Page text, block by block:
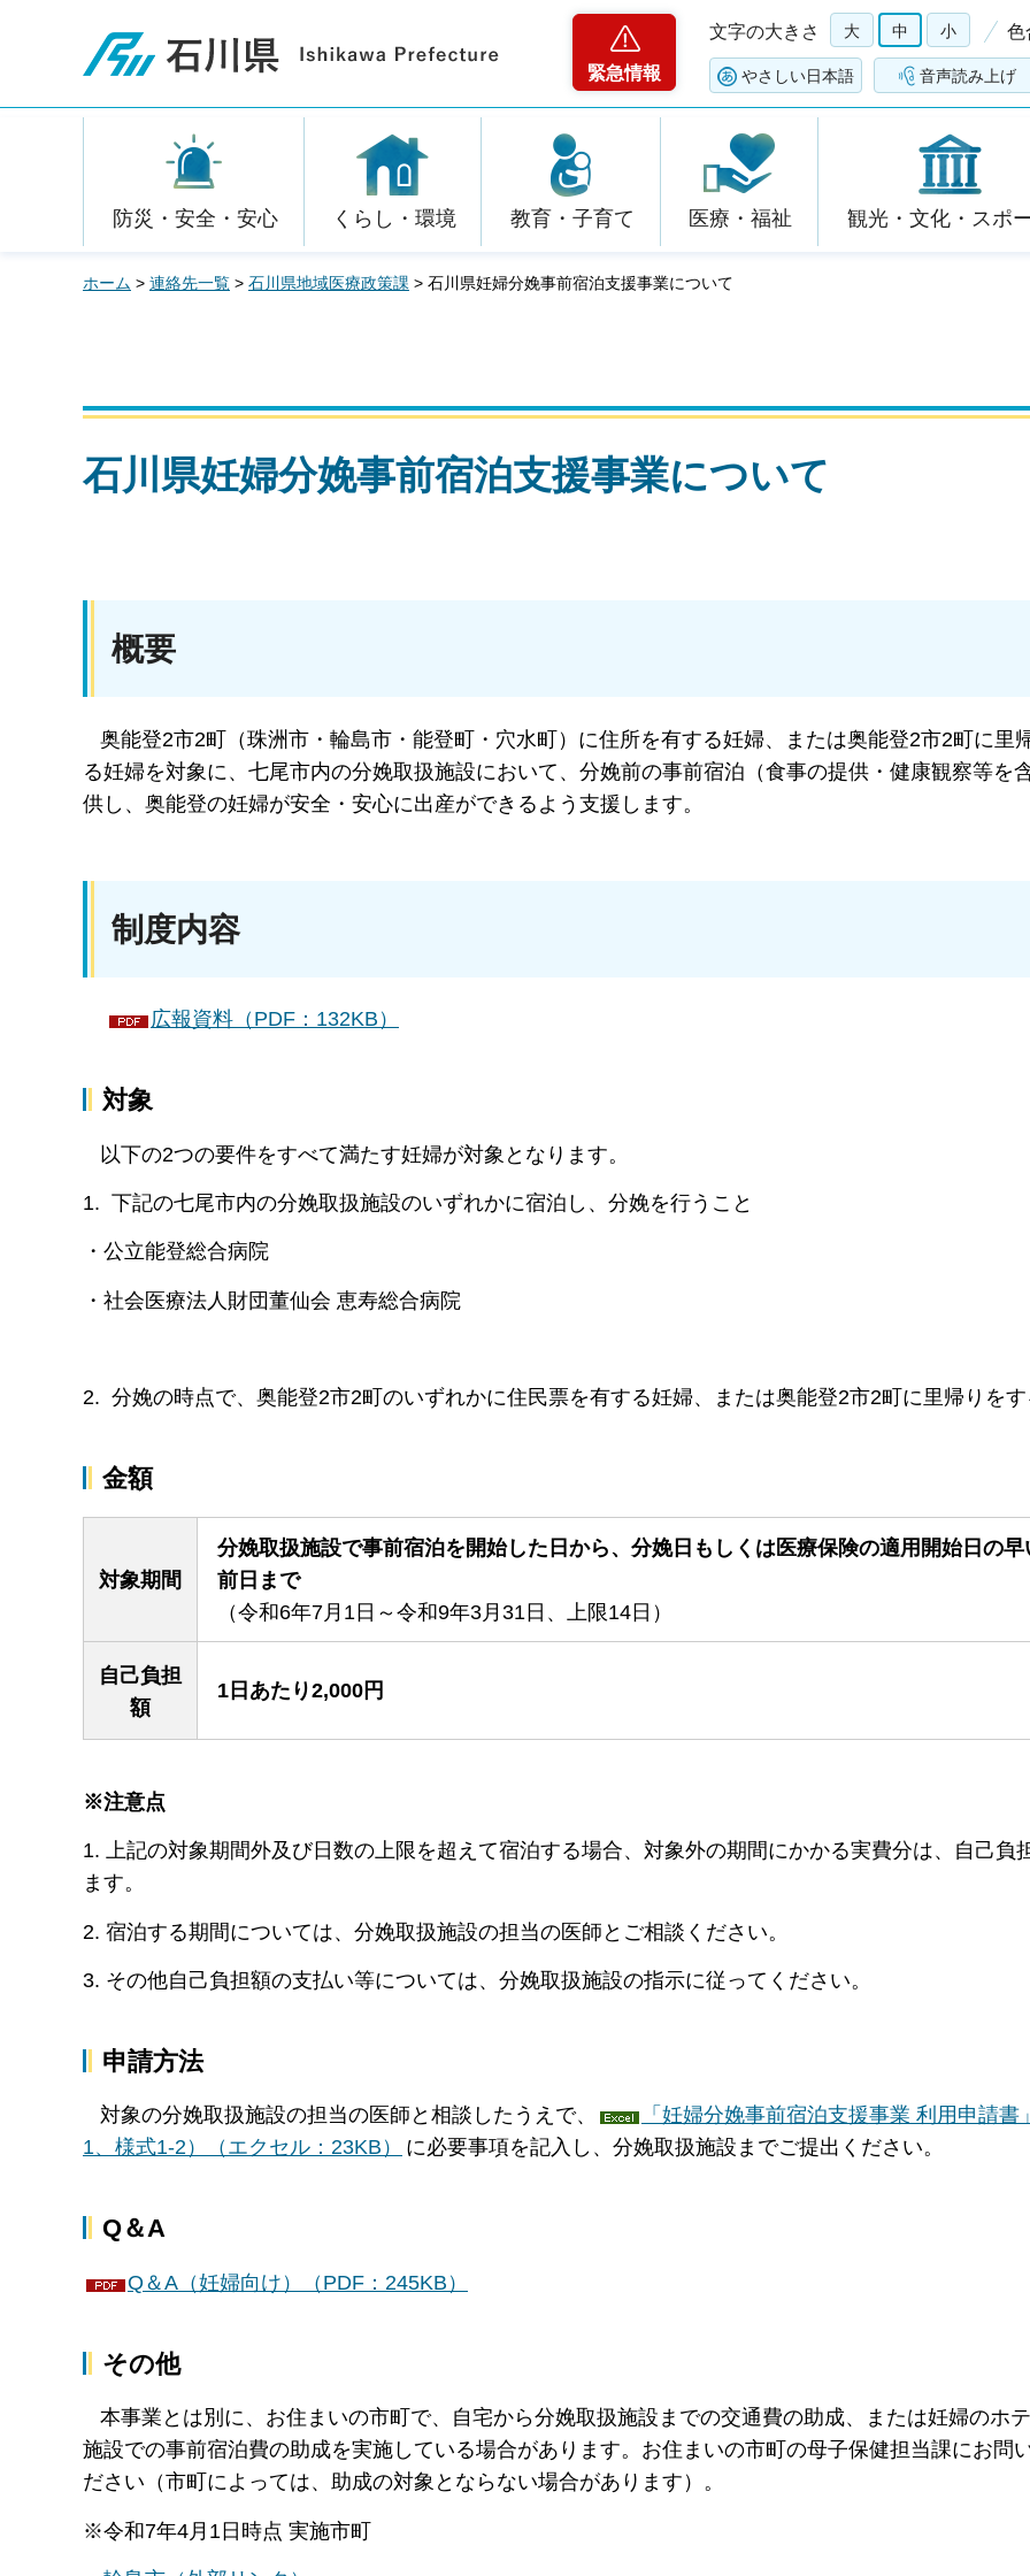
石川県
緊急情報
文字の大きさ 大 中 小 色
やさしい日本語 音声読み上げ
防災・安全・安心 くらし・環境 教育・子育て 医療・福祉 観光・文化・スポ
ホーム > 連絡先一覧 > 石川県地域医療政策課 > 石川県妊婦分娩事前宿泊支援事業について
石川県妊婦分娩事前宿泊支援事業について
概要
奥能登2市2町（珠洲市・輪島市・能登町・穴水町）に住所を有する妊婦、または奥能登2市2町に里
る妊婦を対象に、七尾市内の分娩取扱施設において、分娩前の事前宿泊（食事の提供・健康観察等を
供し、奥能登の妊婦が安全・安心に出産ができるよう支援します。
制度内容
広報資料（PDF：132KB）
対象
以下の2つの要件をすべて満たす妊婦が対象となります。
1. 下記の七尾市内の分娩取扱施設のいずれかに宿泊し、分娩を行うこと
・公立能登総合病院
・社会医療法人財団董仙会 恵寿総合病院
2. 分娩の時点で、奥能登2市2町のいずれかに住民票を有する妊婦、または奥能登2市2町に里帰りをす
金額
対象期間
分娩取扱施設で事前宿泊を開始した日から、分娩日もしくは医療保険の適用開始日の早
前日まで
（令和6年7月1日～令和9年3月31日、上限14日）
自己負担
額
1日あたり2,000円
※注意点
1. 上記の対象期間外及び日数の上限を超えて宿泊する場合、対象外の期間にかかる実費分は、自己負
ます。
2. 宿泊する期間については、分娩取扱施設の担当の医師とご相談ください。
3. その他自己負担額の支払い等については、分娩取扱施設の指示に従ってください。
申請方法
対象の分娩取扱施設の担当の医師と相談したうえで、
「妊婦分娩事前宿泊支援事業 利用申請書
1、様式1-2）（エクセル：23KB）
に必要事項を記入し、分娩取扱施設までご提出ください。
Q＆A
Q＆A（妊婦向け）（PDF：245KB）
その他
本事業とは別に、お住まいの市町で、自宅から分娩取扱施設までの交通費の助成、または妊婦のホ
施設での事前宿泊費の助成を実施している場合があります。お住まいの市町の母子保健担当課にお問
ださい（市町によっては、助成の対象とならない場合があります）。
※令和7年4月1日時点 実施市町